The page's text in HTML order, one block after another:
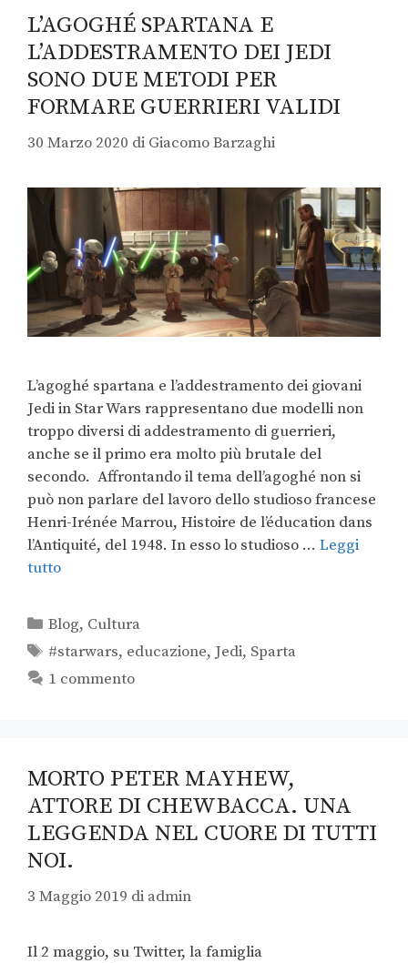
L’AGOGHÉ SPARTANA E
L’ADDESTRAMENTO DEI JEDI
SONO DUE METODI PER
FORMARE GUERRIERI VALIDI
30 Marzo 2020 di Giacomo Barzaghi
L’agoghé spartana e l’addestramento dei giovani
Jedi in Star Wars rappresentano due modelli non
troppo diversi di addestramento di guerrieri,
anche se il primo era molto più brutale del
secondo. Affrontando il tema dell’agoghé non si
può non parlare del lavoro dello studioso francese
Henri-Irénée Marrou, Histoire de l’éducation dans
l’Antiquité, del 1948. In esso lo studioso … Leggi
tutto
Blog, Cultura
#starwars, educazione, Jedi, Sparta
1 commento
MORTO PETER MAYHEW,
ATTORE DI CHEWBACCA. UNA
LEGGENDA NEL CUORE DI TUTTI
NOI.
3 Maggio 2019 di admin
Il 2 maggio, su Twitter, la famiglia